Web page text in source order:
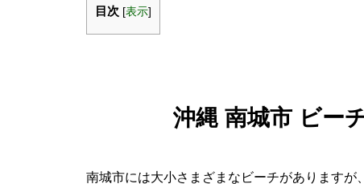
目次 [表示]
沖縄 南城市 ビー
南城市には大小さまざまなビーチがありますが